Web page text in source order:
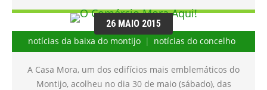
26 MAIO 2015
notícias da baixa do montijo
notícias do concelho
A Casa Mora, um dos edifícios mais emblemáticos do
Montijo, acolheu no dia 30 de maio (sábado), das